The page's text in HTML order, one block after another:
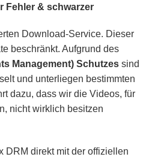
Fehler & schwarzer
Download-Service. Dieser
beschränkt. Aufgrund des
Management) Schutzes sind
und unterliegen bestimmten
dazu, dass wir die Videos, für
nicht wirklich besitzen
DRM direkt mit der offiziellen